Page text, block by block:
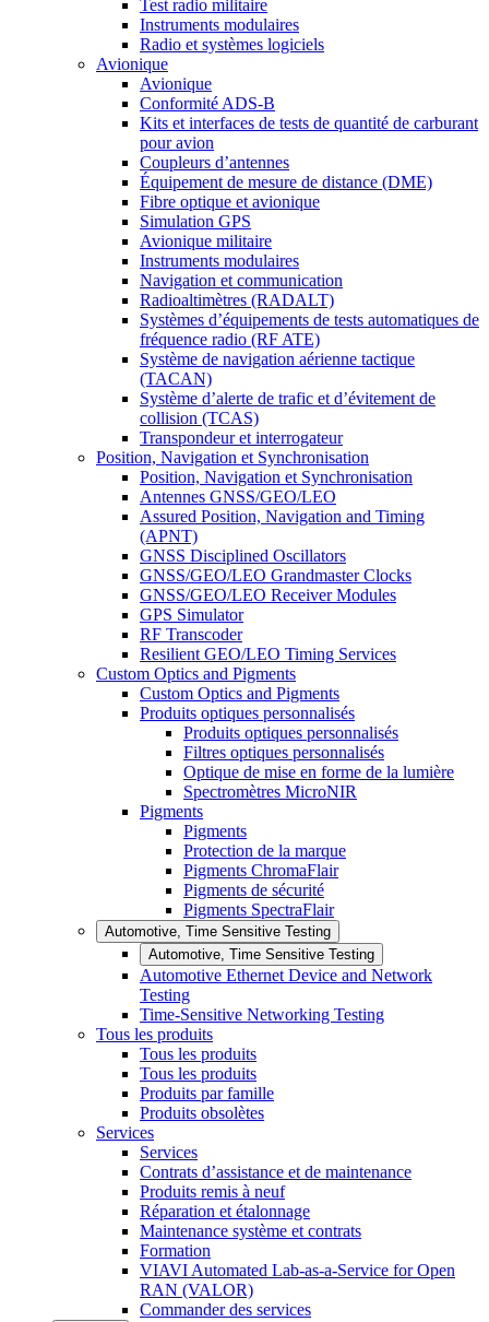
Test radio militaire
Instruments modulaires
Radio et systèmes logiciels
Avionique
Avionique
Conformité ADS-B
Kits et interfaces de tests de quantité de carburant
pour avion
Coupleurs d’antennes
Équipement de mesure de distance (DME)
Fibre optique et avionique
Simulation GPS
Avionique militaire
Instruments modulaires
Navigation et communication
Radioaltimètres (RADALT)
Systèmes d’équipements de tests automatiques de
fréquence radio (RF ATE)
Système de navigation aérienne tactique
(TACAN)
Système d’alerte de trafic et d’évitement de
collision (TCAS)
Transpondeur et interrogateur
Position, Navigation et Synchronisation
Position, Navigation et Synchronisation
Antennes GNSS/GEO/LEO
Assured Position, Navigation and Timing
(APNT)
GNSS Disciplined Oscillators
GNSS/GEO/LEO Grandmaster Clocks
GNSS/GEO/LEO Receiver Modules
GPS Simulator
RF Transcoder
Resilient GEO/LEO Timing Services
Custom Optics and Pigments
Custom Optics and Pigments
Produits optiques personnalisés
Produits optiques personnalisés
Filtres optiques personnalisés
Optique de mise en forme de la lumière
Spectromètres MicroNIR
Pigments
Pigments
Protection de la marque
Pigments ChromaFlair
Pigments de sécurité
Pigments SpectraFlair
Automotive, Time Sensitive Testing
Automotive, Time Sensitive Testing
Automotive Ethernet Device and Network
Testing
Time-Sensitive Networking Testing
Tous les produits
Tous les produits
Tous les produits
Produits par famille
Produits obsolètes
Services
Services
Contrats d’assistance et de maintenance
Produits remis à neuf
Réparation et étalonnage
Maintenance système et contrats
Formation
VIAVI Automated Lab-as-a-Service for Open
RAN (VALOR)
Commander des services